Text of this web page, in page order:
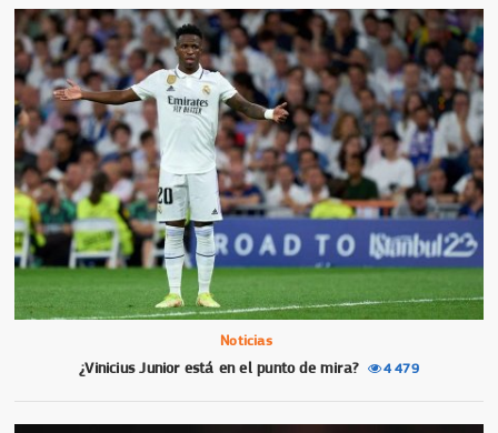
Noticias
¿Vinicius Junior está en el punto de mira? 4 479